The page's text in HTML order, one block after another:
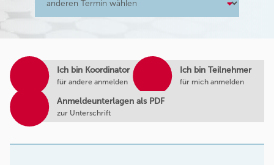
Ich bin Koordinator
für andere anmelden
Ich bin Teilnehmer
für mich anmelden
Anmeldeunterlagen als PDF
zur Unterschrift